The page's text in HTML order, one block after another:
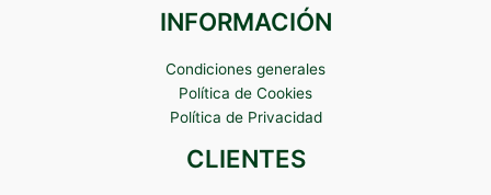
INFORMACIÓN
Condiciones generales
Política de Cookies
Política de Privacidad
CLIENTES